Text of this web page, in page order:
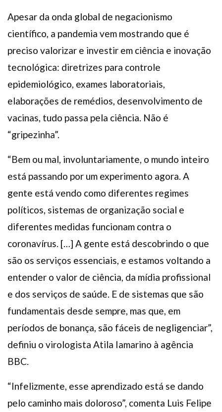
Apesar da onda global de negacionismo
científico, a pandemia vem mostrando que é
preciso valorizar e investir em ciência e inovação
tecnológica: diretrizes para controle
epidemiológico, exames laboratoriais,
elaborações de remédios, desenvolvimento de
vacinas, tudo passa pela ciência. Não é
“gripezinha”.
“Bem ou mal, involuntariamente, o mundo inteiro
está passando por um experimento agora. A
gente está vendo como diferentes regimes
políticos, sistemas de organização social e
diferentes medidas funcionam contra o
coronavírus. […] A gente está descobrindo o que
são os serviços essenciais, e estamos voltando a
entender o valor de ciência, da mídia profissional
e dos serviços de saúde. E de sistemas que são
fundamentais desde sempre, mas que, em
períodos de bonança, são fáceis de negligenciar”,
definiu o virologista Atila Iamarino à agência
BBC.
“Infelizmente, esse aprendizado está se dando
pelo caminho mais doloroso”, comenta Luis Felipe